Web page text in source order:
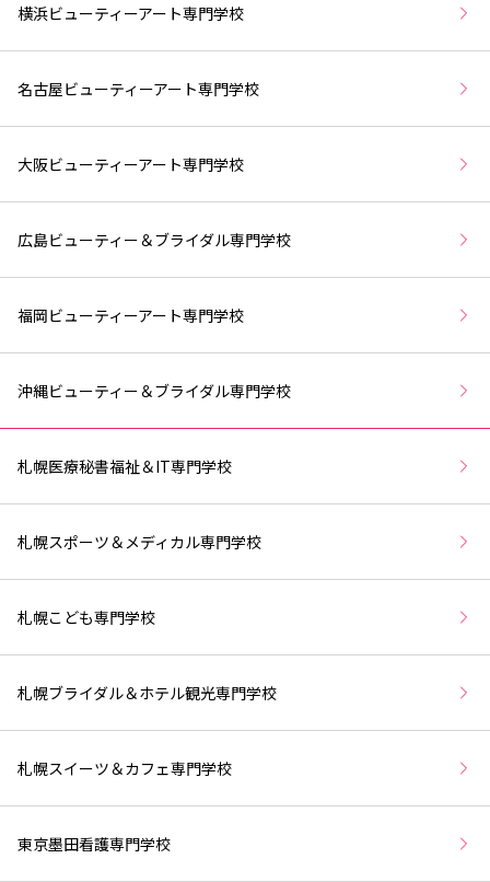
横浜ビューティーアート専門学校
名古屋ビューティーアート専門学校
大阪ビューティーアート専門学校
広島ビューティー＆ブライダル専門学校
福岡ビューティーアート専門学校
沖縄ビューティー＆ブライダル専門学校
札幌医療秘書福祉＆IT専門学校
札幌スポーツ＆メディカル専門学校
札幌こども専門学校
札幌ブライダル＆ホテル観光専門学校
札幌スイーツ＆カフェ専門学校
東京墨田看護専門学校